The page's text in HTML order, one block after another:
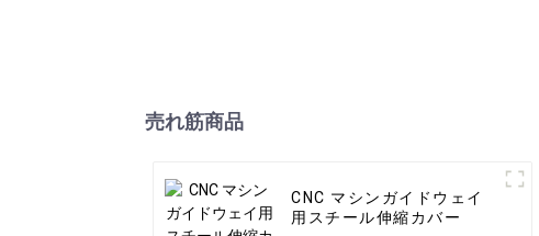
売れ筋商品
CNC マシンガイドウェイ
用スチール伸縮カバー